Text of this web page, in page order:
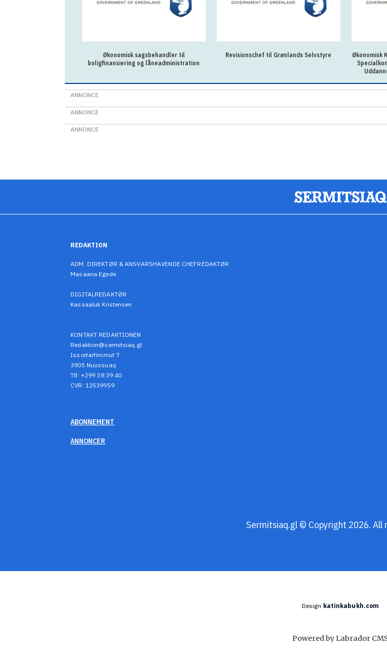
Økonomisk sagsbehandler til
boligfinansiering og låneadministration
Revisionschef til Grønlands Selvstyre
Økonomisk
ANNONCE
ANNONCE
ANNONCE
REDAKTION
ADM. DIREKTØR & ANSVARSHAVENDE CHEFREDAKTØR
Masaana Egede
DIGITALREDAKTØR
Kassaaluk Kristensen
KONTAKT REDAKTIONEN
Redaktion@sermitsiaq.gl
Issortarfimmut 7
3905 Nuussuaq
Tlf: +299 38 39 40
CVR: 12539959
ABONNEMENT
ANNONCER
Sermitsiaq.gl © Copyright 2026. All
Design katinkabukh.com
Powered by Labrador